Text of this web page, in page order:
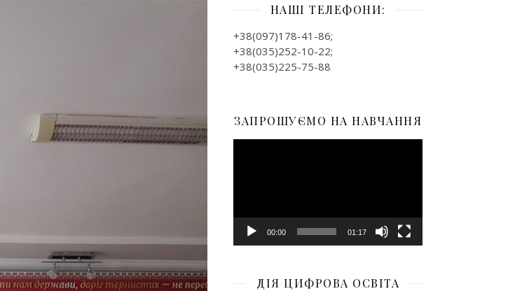
НАШІ ТЕЛЕФОНИ:
+38(097)178-41-86;
+38(035)252-10-22;
+38(035)225-75-88
ЗАПРОШУЄМО НА НАВЧАННЯ
00:00 01:17
ДІЯ ЦИФРОВА ОСВІТА